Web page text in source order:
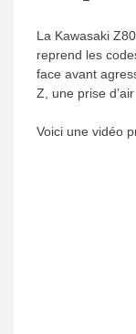
La Kawasaki
reprend les
face avant
Z, une prise
Voici une vidéo